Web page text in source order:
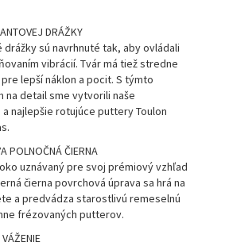
DRÁŽKY
sú navrhnuté tak, aby ovládali
vibrácií. Tvár má tiež stredne
lepší náklon a pocit. S týmto
na detail sme vytvorili naše
najlepšie rotujúce puttery Toulon
POLNOČNÁ ČIERNA
uznávaný pre svoj prémiový vzhľad
čierna povrchová úprava sa hrá na
a predvádza starostlivú remeselnú
frézovaných putterov.